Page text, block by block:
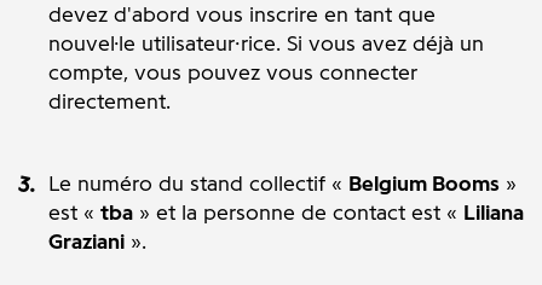
devez d'abord vous inscrire en tant que
nouvel·le utilisateur·rice. Si vous avez déjà un
compte, vous pouvez vous connecter
directement.
Le numéro du stand collectif « Belgium Booms »
est « tba » et la personne de contact est « Liliana
Graziani ».